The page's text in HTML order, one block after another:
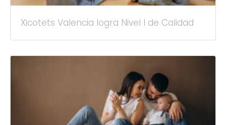
Xicotets Valencia logra Nivel I de Calidad